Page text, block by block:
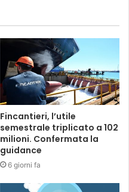
Fincantieri, l’utile
semestrale triplicato a 102
milioni. Confermata la
guidance
6 giorni fa